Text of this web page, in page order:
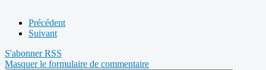
Précédent
Suivant
S'abonnerRSS
Masquer le formulaire de commentaire